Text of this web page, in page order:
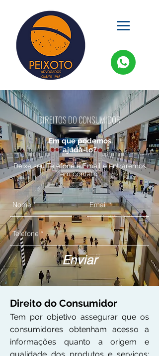
DIREITOS DO CONSUMIDOR
Emque podemos
ajudá-lo?
Deixe seu Telefone e Email e entraremos
em contato.
Enviar
Direito do Consumidor
Tem por objetivo assegurar que os
consumidores obtenham acesso a
informações quanto a origem e